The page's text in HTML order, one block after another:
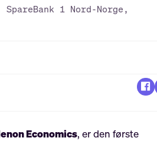
1 Nord-Norge,
Economics, er den første